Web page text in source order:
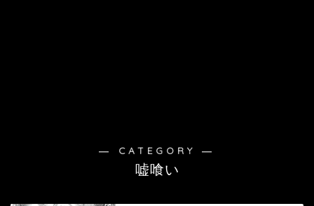
― CATEGORY ―
嘘喰い